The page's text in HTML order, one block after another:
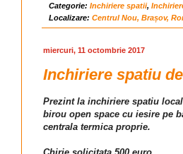
Categorie: Inchiriere spatii,
Localizare: Centrul Nou, Brașov,
miercuri, 11 octombrie 2017
Inchiriere spatiu
Prezint la inchiriere spatiu
birou open space cu iesire pe
centrala termica proprie.